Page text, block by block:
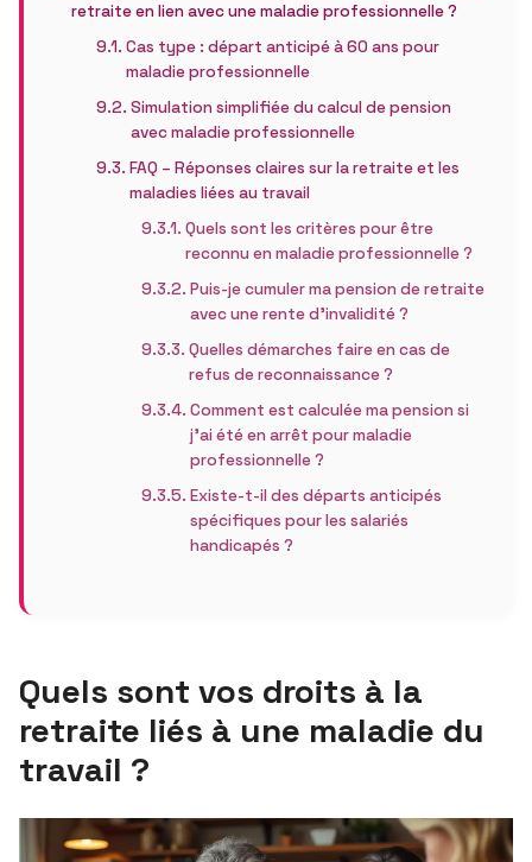
retraite en lien avec une maladie professionnelle ?
Cas type : départ anticipé à 60 ans pour
maladie professionnelle
Simulation simplifiée du calcul de pension
avec maladie professionnelle
FAQ – Réponses claires sur la retraite et les
maladies liées au travail
Quels sont les critères pour être
reconnu en maladie professionnelle ?
Puis-je cumuler ma pension de retraite
avec une rente d’invalidité ?
Quelles démarches faire en cas de
refus de reconnaissance ?
Comment est calculée ma pension si
j’ai été en arrêt pour maladie
professionnelle ?
Existe-t-il des départs anticipés
spécifiques pour les salariés
handicapés ?
Quels sont vos droits à la
retraite liés à une maladie du
travail ?